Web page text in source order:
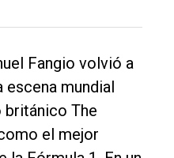
Fangio volvió a
mundial
británico The
el mejor